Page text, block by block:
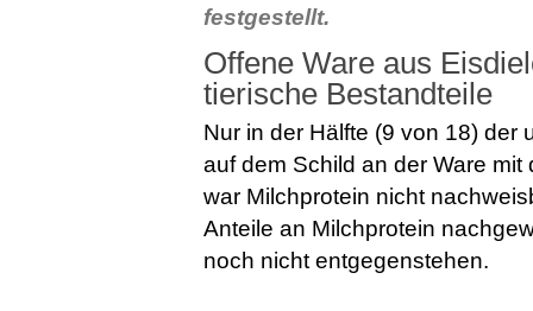
festgestellt.
Offene Ware aus
tierische Bestandteile
Nur in der Hälfte (9 von 18) der
auf dem Schild an der Ware mit
war Milchprotein nicht
Anteile an Milchprotein
noch nicht entgegenstehen.